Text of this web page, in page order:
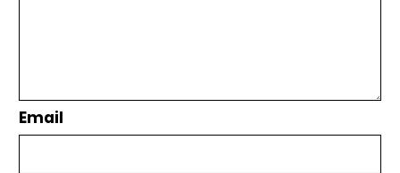
Email